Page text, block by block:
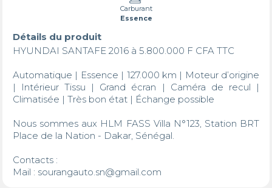
Carburant
Essence
Détails du produit
HYUNDAI SANTAFE 2016 à 5.800.000 F CFA TTC
​Automatique | Essence | 127.000 km | Moteur d’origine
| Intérieur Tissu | Grand écran | Caméra de recul |
Climatisée | Très bon état | Échange possible
​Nous sommes aux HLM FASS Villa N°123, Station BRT
Place de la Nation - Dakar, Sénégal.
​Contacts :
Mail : sourangauto.sn@gmail.com